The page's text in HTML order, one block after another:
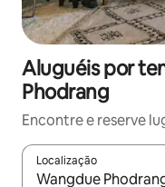
Aluguéis por
Phodrang
Encontre e reserve
Localização
Quando os